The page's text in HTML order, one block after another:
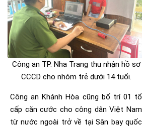
Công an TP. Nha Trang thu nhận hồ sơ
CCCD cho nhóm trẻ dưới 14 tuổi.
Công an Khánh Hòa cũng bố trí 01 tổ
cấp căn cước cho công dân Việt Nam
từ nước ngoài trở về tại Sân bay quốc